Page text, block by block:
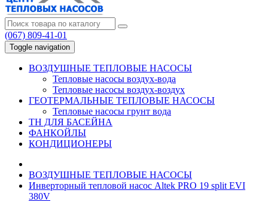
(067) 809-41-01
Toggle navigation
ВОЗДУШНЫЕ ТЕПЛОВЫЕ НАСОСЫ
Тепловые насосы воздух-вода
Тепловые насосы воздух-воздух
ГЕОТЕРМАЛЬНЫЕ ТЕПЛОВЫЕ НАСОСЫ
Тепловые насосы грунт вода
ТН ДЛЯ БАСЕЙНА
ФАНКОЙЛЫ
КОНДИЦИОНЕРЫ
ВОЗДУШНЫЕ ТЕПЛОВЫЕ НАСОСЫ
Инверторный тепловой насос Altek PRO 19 split EVI
380V